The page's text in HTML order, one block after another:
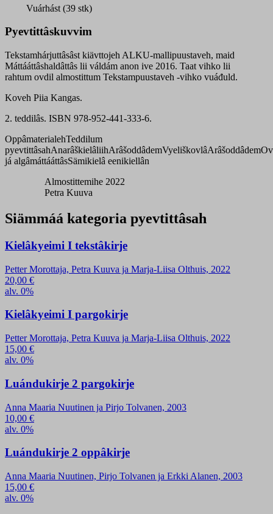
Vuárhást (39 stk)
Pyevtittâskuvvim
Tekstamhárjuttâsâst kiävttojeh ALKU-mallipuustaveh, maid
Máttááttâshaldâttâs lii váldám anon ive 2016. Taat vihko lii
rahtum ovdil almostittum Tekstampuustaveh -vihko vuáđuld.
Koveh Piia Kangas.
2. teddilâs. ISBN 978-952-441-333-6.
OppâmaterialehTeddilum
pyevtittâsahAnarâškielâliihArâšoddâdemVyeliškovlâArâšoddâdem
já algâmáttááttâsSämikielâ eenikiellân
Almostittemihe 2022
Petra Kuuva
Siämmáá kategoria pyevtittâsah
Kielâkyeimi I tekstâkirje
Petter Morottaja, Petra Kuuva ja Marja-Liisa Olthuis, 2022
20,00 €
alv. 0%
Kielâkyeimi I pargokirje
Petter Morottaja, Petra Kuuva ja Marja-Liisa Olthuis, 2022
15,00 €
alv. 0%
Luándukirje 2 pargokirje
Anna Maaria Nuutinen ja Pirjo Tolvanen, 2003
10,00 €
alv. 0%
Luándukirje 2 oppâkirje
Anna Maaria Nuutinen, Pirjo Tolvanen ja Erkki Alanen, 2003
15,00 €
alv. 0%